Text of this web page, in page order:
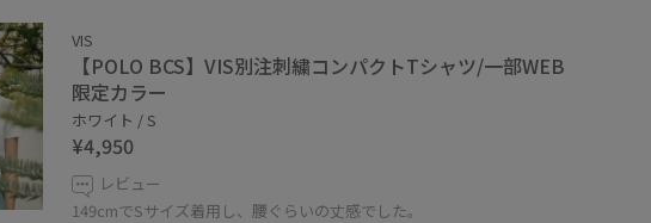
VIS
【POLO BCS】VIS別注刺繍コンパクトTシャツ/一部WEB
限定カラー
ホワイト / S
¥4,950
レビュー
149cmでSサイズ着用し、腰ぐらいの丈感でした。